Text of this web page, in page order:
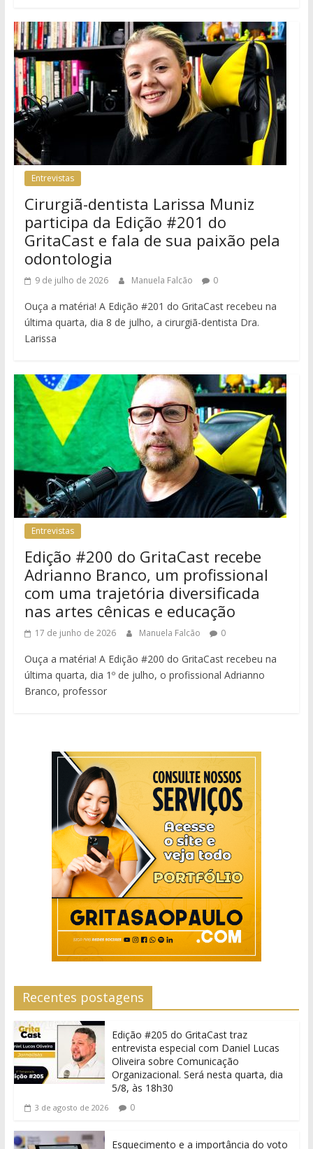
Entrevistas
Cirurgiã-dentista Larissa Muniz
participa da Edição #201 do
GritaCast e fala de sua paixão pela
odontologia
9 de julho de 2026 Manuela Falcão 0
Ouça a matéria! A Edição #201 do GritaCast recebeu na
última quarta, dia 8 de julho, a cirurgiã-dentista Dra.
Larissa
Entrevistas
Edição #200 do GritaCast recebe
Adrianno Branco, um profissional
com uma trajetória diversificada
nas artes cênicas e educação
17 de junho de 2026 Manuela Falcão 0
Ouça a matéria! A Edição #200 do GritaCast recebeu na
última quarta, dia 1º de julho, o profissional Adrianno
Branco, professor
Recentes postagens
Edição #205 do GritaCast traz
entrevista especial com Daniel Lucas
Oliveira sobre Comunicação
Organizacional. Será nesta quarta, dia
5/8, às 18h30
3 de agosto de 2026 0
Esquecimento e a importância do voto